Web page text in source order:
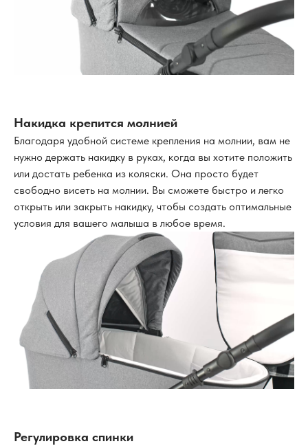
Накидка крепится молнией
Благодаря удобной системе крепления на молнии, вам не
нужно держать накидку в руках, когда вы хотите положить
или достать ребенка из коляски. Она просто будет
свободно висеть на молнии. Вы сможете быстро и легко
открыть или закрыть накидку, чтобы создать оптимальные
условия для вашего малыша в любое время.
Регулировка спинки